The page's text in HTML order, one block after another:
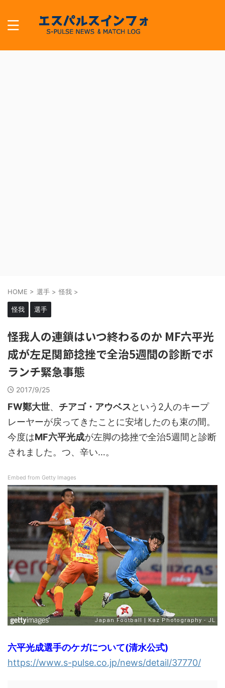
HOME > 選手 > 怪我 >
怪我 選手
怪我人の連鎖はいつ終わるのか MF六平光
成が左足関節捻挫で全治5週間の診断でボ
ランチ緊急事態
2017/9/25
FW鄭大世、 チアゴ・アウベスという2人のキープ
レーヤーが戻ってきたことに安堵したのも束の間。
今度はMF六平光成が左脚の捻挫で全治5週間と診断
されました。つ、辛い…。
Embed from Getty Images
六平光成選手のケガについて(清水公式)
https://www.s-pulse.co.jp/news/detail/37770/